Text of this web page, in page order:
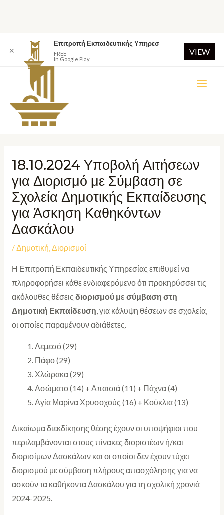
18.10.2024 Υποβολή Αιτήσεων
για Διορισμό με Σύμβαση σε
Σχολεία Δημοτικής Εκπαίδευσης
για Άσκηση Καθηκόντων
Δασκάλου
/Δημοτική,Διορισμοί
Η Επιτροπή Εκπαιδευτικής Υπηρεσίας επιθυμεί να
πληροφορήσει κάθε ενδιαφερόμενο ότι προκηρύσσει τις
ακόλουθες θέσεις διορισμού με σύμβαση στη
Δημοτική Εκπαίδευση, για κάλυψη θέσεων σε σχολεία,
οι οποίες παραμένουν αδιάθετες.
Λεμεσό (29)
Πάφο (29)
Χλώρακα (29)
Ασώματο (14) + Απαισιά (11) + Πάχνα (4)
Αγία Μαρίνα Χρυσοχούς (16) + Κούκλια (13)
Δικαίωμα διεκδίκησης θέσης έχουν οι υποψήφιοι που
περιλαμβάνονται στους πίνακες διοριστέων ή/και
διορισίμων Δασκάλων και οι οποίοι δεν έχουν τύχει
διορισμού με σύμβαση πλήρους απασχόλησης για να
ασκούν τα καθήκοντα Δασκάλου για τη σχολική χρονιά
2024-2025.
✕
Επιτροπή Εκπαιδευτικής Υπηρεσ
FREE
In Google Play
VIEW